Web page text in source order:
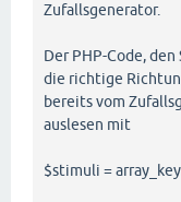
Zufallsgenerator.
Der PHP-Code,
die richtige
bereits vom
auslesen mit
$stimuli =